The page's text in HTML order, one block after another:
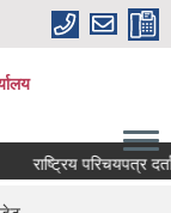
राष्‍ट्रिय परिचयपत्र दर्ता